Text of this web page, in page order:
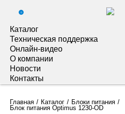
0
Каталог
Техническая поддержка
Онлайн-видео
О компании
Новости
Контакты
Главная Каталог
Блоки питания
Блок питания Optimus 1230-OD